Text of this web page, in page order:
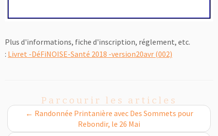
Plus d'informations, fiche d'inscription, réglement, etc.
: Livret -DéFiNOISE-Santé 2018 -version20avr (002)
Parcourir les articles
← Randonnée Printanière avec Des Sommets pour
Rebondir, le 26 Mai